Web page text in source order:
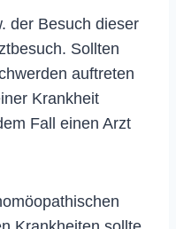
der Besuch dieser
Sollten
auftreten
Krankheit
Fall einen Arzt